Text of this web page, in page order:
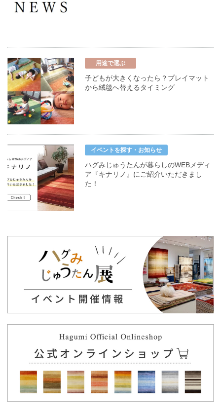
用途で選ぶ
子どもが大きくなったら？プレイマット
から絨毯へ替えるタイミング
イベントを探す・お知らせ
ハグみじゅうたんが暮らしのWEBメディ
ア『キナリノ』にご紹介いただきまし
た！